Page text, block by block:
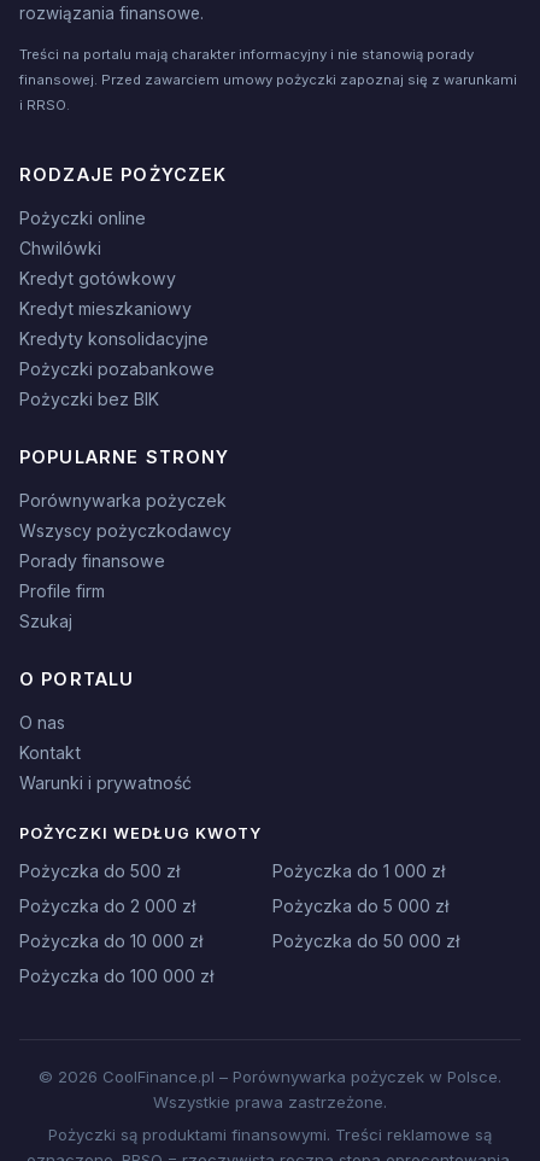
rozwiązania finansowe.
Treści na portalu mają charakter informacyjny i nie stanowią porady
finansowej. Przed zawarciem umowy pożyczki zapoznaj się z warunkami
i RRSO.
RODZAJE POŻYCZEK
Pożyczki online
Chwilówki
Kredyt gotówkowy
Kredyt mieszkaniowy
Kredyty konsolidacyjne
Pożyczki pozabankowe
Pożyczki bez BIK
POPULARNE STRONY
Porównywarka pożyczek
Wszyscy pożyczkodawcy
Porady finansowe
Profile firm
Szukaj
O PORTALU
O nas
Kontakt
Warunki i prywatność
POŻYCZKI WEDŁUG KWOTY
Pożyczka do 500 zł
Pożyczka do 1 000 zł
Pożyczka do 2 000 zł
Pożyczka do 5 000 zł
Pożyczka do 10 000 zł
Pożyczka do 50 000 zł
Pożyczka do 100 000 zł
© 2026 CoolFinance.pl – Porównywarka pożyczek w Polsce.
Wszystkie prawa zastrzeżone.
Pożyczki są produktami finansowymi. Treści reklamowe są